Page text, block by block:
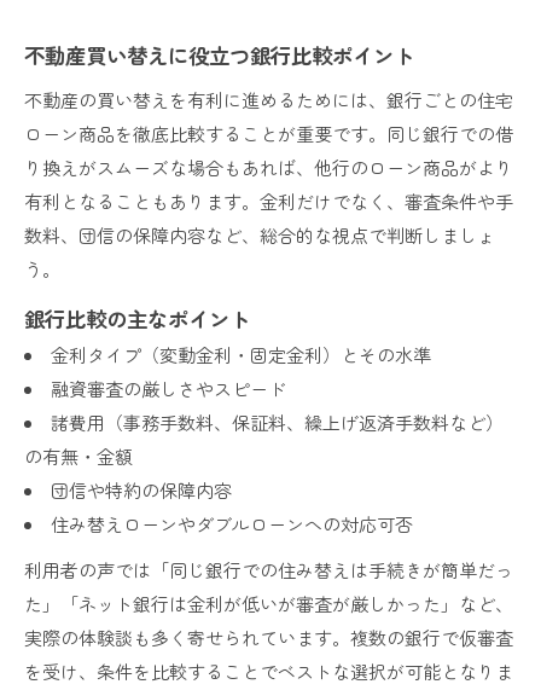
不動産買い替えに役立つ銀行比較ポイント
不動産の買い替えを有利に進めるためには、銀行ごとの住宅
ローン商品を徹底比較することが重要です。同じ銀行での借
り換えがスムーズな場合もあれば、他行のローン商品がより
有利となることもあります。金利だけでなく、審査条件や手
数料、団信の保障内容など、総合的な視点で判断しましょ
う。
銀行比較の主なポイント
金利タイプ（変動金利・固定金利）とその水準
融資審査の厳しさやスピード
諸費用（事務手数料、保証料、繰上げ返済手数料など）
の有無・金額
団信や特約の保障内容
住み替えローンやダブルローンへの対応可否
利用者の声では「同じ銀行での住み替えは手続きが簡単だっ
た」「ネット銀行は金利が低いが審査が厳しかった」など、
実際の体験談も多く寄せられています。複数の銀行で仮審査
を受け、条件を比較することでベストな選択が可能となりま